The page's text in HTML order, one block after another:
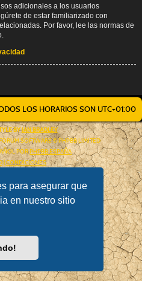
para asegurar que
en nuestro sitio
adicionales a los usuarios
de estar familiarizado con
Por favor, lee las normas de
LOS HORARIOS SON UTC+01:00
BYIAN BRADLEY
SOFTWARE © PHPBB LIMITED
POR PHPBB ESPAÑA
|CONDICIONES